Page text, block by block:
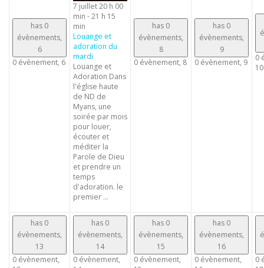
has 0
évènements,
6
0 évènement, 6
7 juillet 20 h 00
min -21 h 15
min
Louange et
adoration du
mardi
Louange et
Adoration Dans
l'église haute
de ND de
Myans, une
soirée par mois
pour louer,
écouter et
méditer la
Parole de Dieu
et prendre un
temps
d'adoration. le
premier ...
has 0
évènements,
8
0 évènement, 8
has 0
évènements,
9
0 évènement, 9
0
10
has 0
évènements,
13
0 évènement,
has 0
évènements,
14
0 évènement,
has 0
évènements,
15
0 évènement,
has 0
évènements,
16
0 évènement,
0